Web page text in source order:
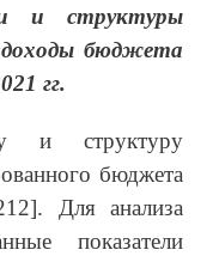
и структуры
доходы бюджета
гг.
и структуру
бюджета
Для анализа
показатели